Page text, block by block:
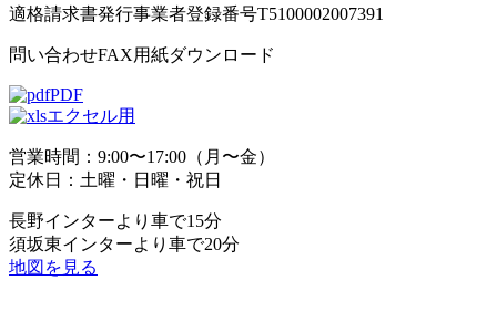
適格請求書発行事業者登録番号T5100002007391
問い合わせFAX用紙ダウンロード
PDF
エクセル用
営業時間：9:00〜17:00（月〜金）
定休日：土曜・日曜・祝日
長野インターより車で15分
須坂東インターより車で20分
地図を見る